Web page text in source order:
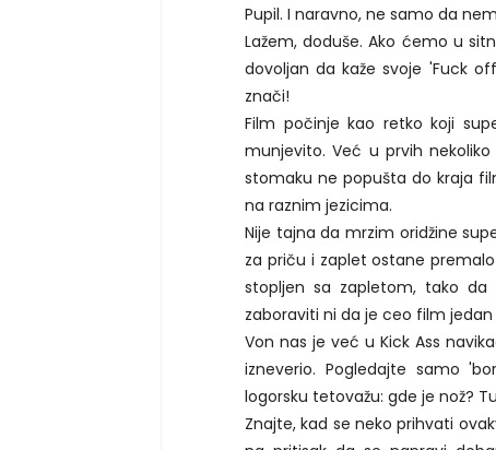
Pupil. I naravno, ne samo da
Lažem, doduše. Ako ćemo u
dovoljan da kaže svoje 'Fuck
znači!
Film počinje kao retko koji
munjevito. Već u prvih
stomaku ne popušta do kraja
na raznim jezicima.
Nije tajna da mrzim oridžine
za priču i zaplet ostane
stopljen sa zapletom, tako
zaboraviti ni da je ceo film
Von nas je već u Kick Ass
izneverio. Pogledajte samo
logorsku tetovažu: gde je nož?
Znajte, kad se neko prihvati